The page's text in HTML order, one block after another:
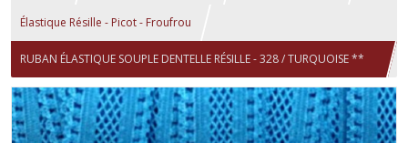
Élastique Résille - Picot - Froufrou
RUBAN ÉLASTIQUE SOUPLE DENTELLE RÉSILLE - 328 / TURQUOISE **
16 mm ** Longueur au choix